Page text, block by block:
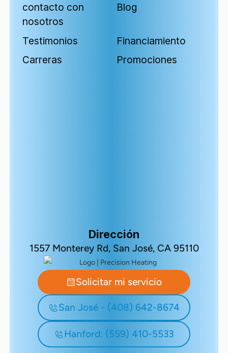
contacto con
nosotros
Blog
Testimonios
Financiamiento
Carreras
Promociones
Dirección
1557 Monterey Rd, San José, CA 95110
Solicitar mi servicio
San José - (408) 642-8674
Hanford: (559) 410-5533